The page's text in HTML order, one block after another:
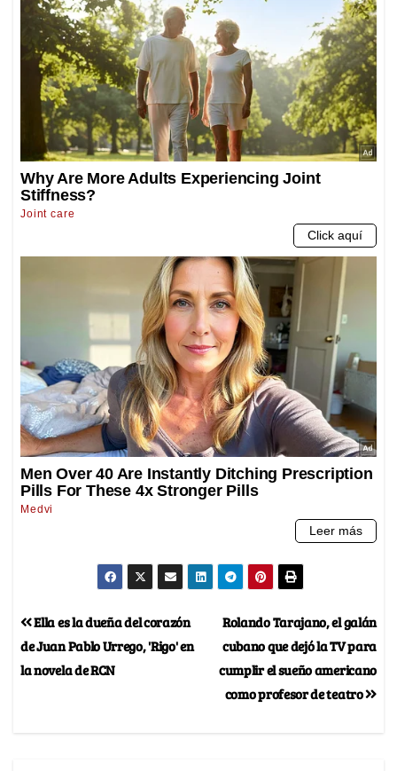
Rolando Tarajano, el galán
cubano que dejó la TV para
cumplir el sueño americano
como profesor de teatro
Ella es la dueña del corazón
de Juan Pablo Urrego, 'Rigo' en
la novela de RCN